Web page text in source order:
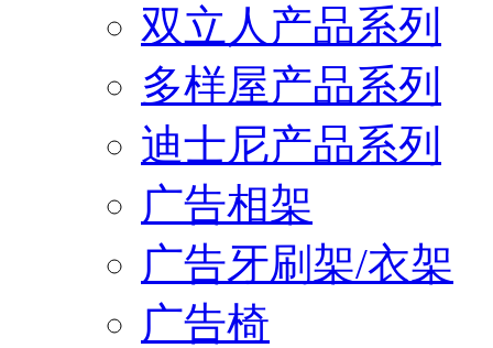
双立人产品系列
多样屋产品系列
迪士尼产品系列
广告相架
广告牙刷架/衣架
广告椅